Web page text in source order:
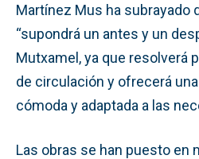
Martínez Mus ha subrayado
“supondrá un antes y un
Mutxamel, ya que resolverá
de circulación y ofrecerá
cómoda y adaptada a las
Las obras se han puesto en